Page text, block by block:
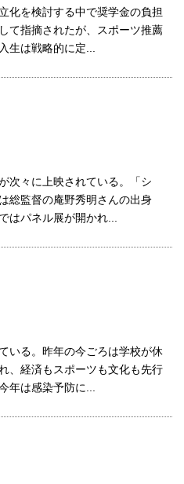
化を検討する中で奨学金の負担
て指摘されたが、スポーツ推薦
生は戦略的に定...
次々に上映されている。「シ
総監督の庵野秀明さんの出身
はパネル展が開かれ...
いる。昨年の今ごろは学校が休
、経済もスポーツも文化も先行
年は感染予防に...